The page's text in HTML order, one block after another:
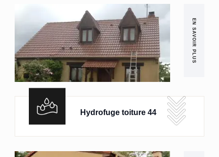
EN SAVOIR PLUS
Hydrofuge toiture 44